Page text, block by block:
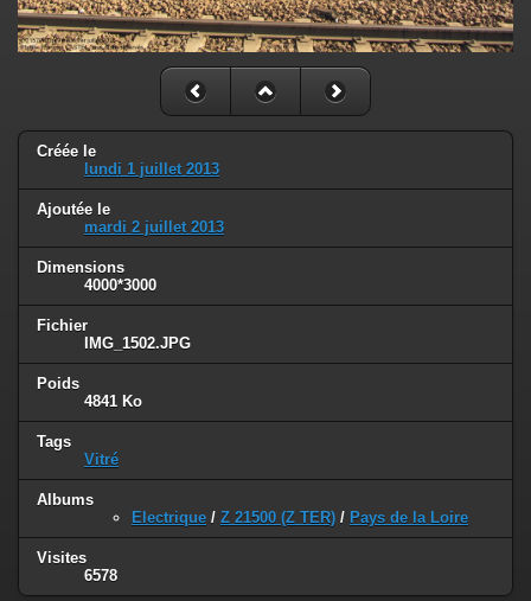
Créée le
lundi 1 juillet 2013
Ajoutée le
mardi 2 juillet 2013
Dimensions
4000*3000
Fichier
IMG_1502.JPG
Poids
4841 Ko
Tags
Vitré
Albums
Electrique / Z 21500 (Z TER) / Pays de la Loire
Visites
6578